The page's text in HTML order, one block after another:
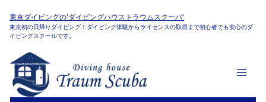
東京ダイビングの'ダイビングハウストラウムスクーバ'
東京初の日帰りダイビング！ダイビング体験からライセンスの取得まで初心者でも安心のダ
イビングスクールです。